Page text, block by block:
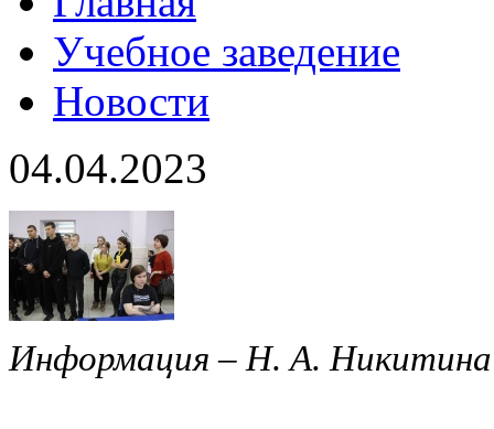
Учебное заведение
Новости
04.04.2023
Информация – Н. А. Никитина